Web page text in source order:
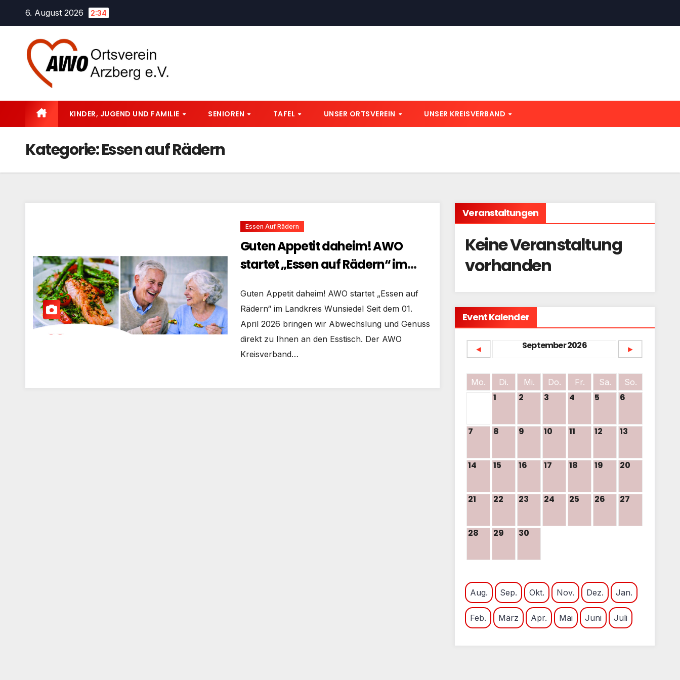
6. August 2026 2:34
KINDER, JUGEND UND FAMILIE SENIOREN TAFEL UNSER ORTSVEREIN UNSER KREISVERBAND
Kategorie:Essen auf Rädern
Essen Auf Rädern
Guten Appetit daheim! AWO
startet „Essen auf Rädern“ im
Guten Appetit daheim! AWO startet „Essen auf
Rädern“ im Landkreis Wunsiedel Seit dem 01.
April 2026 bringen wir Abwechslung und Genuss
direkt zu Ihnen an den Esstisch. Der AWO
Kreisverband…
Veranstaltungen
Keine Veranstaltung
vorhanden
Event Kalender
◄ September 2026 ►
Mo. Di. Mi. Do. Fr. Sa. So.
1 2 3 4 5 6
7 8 9 10 11 12 13
14 15 16 17 18 19 20
21 22 23 24 25 26 27
28 29 30
Aug. Sep. Okt. Nov. Dez. Jan.
Feb. März Apr. Mai Juni Juli